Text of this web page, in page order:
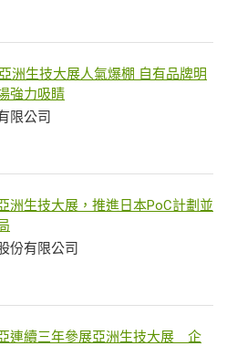
洲生技大展人氣爆棚 自有品牌明
強力吸睛
限公司
洲生技大展，推進日本PoC計劃並
份有限公司
連續三年參展亞洲生技大展 企